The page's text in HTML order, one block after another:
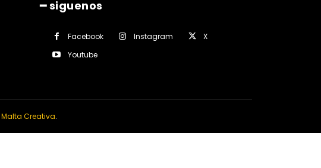
━ siguenos
Facebook Instagram
X
Youtube
Malta Creativa.